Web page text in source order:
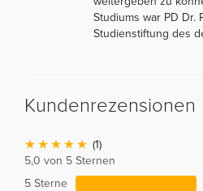
Studiums war PD Dr.
Studienstiftung des
Kundenrezensionen
(1)
5,0 von 5 Sternen
5 Sterne